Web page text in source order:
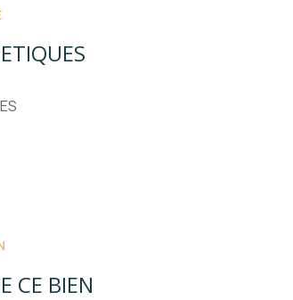
- Taxes Foncières 1500 € - Honoraires
CE BIEN